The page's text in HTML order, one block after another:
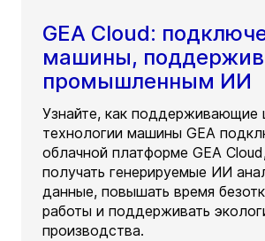
GEA Cloud:
машины,
промышленным ИИ
Узнайте, как поддерживающие
технологии машины GEA
облачной платформе GEA
получать генерируемые ИИ
данные, повышать время
работы и поддерживать
производства.